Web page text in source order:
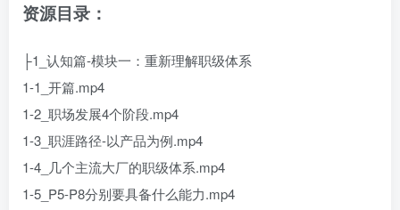
资源目录：
├1_认知篇-模块一：重新理解职级体系
1-1_开篇.mp4
1-2_职场发展4个阶段.mp4
1-3_职涯路径-以产品为例.mp4
1-4_几个主流大厂的职级体系.mp4
1-5_P5-P8分别要具备什么能力.mp4